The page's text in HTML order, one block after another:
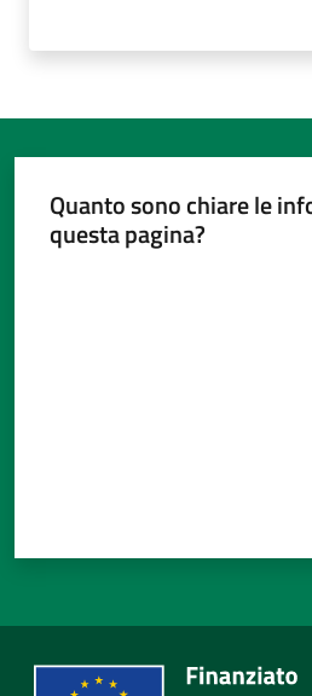
Quanto sono chiare le
questa pagina?